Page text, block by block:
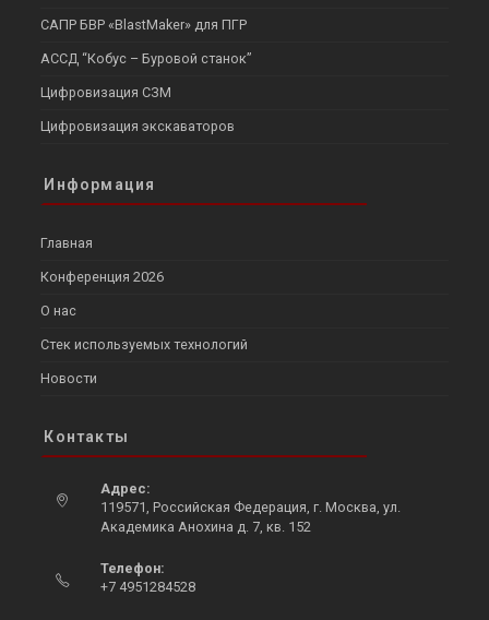
САПР БВР «BlastMaker» для ПГР
АССД “Кобус – Буровой станок”
Цифровизация СЗМ
Цифровизация экскаваторов
Информация
Главная
Конференция 2026
О нас
Стек используемых технологий
Новости
Контакты
Адрес:
119571, Российская Федерация, г. Москва, ул.
Академика Анохина д. 7, кв. 152
in
a
Телефон:
+7 4951284528